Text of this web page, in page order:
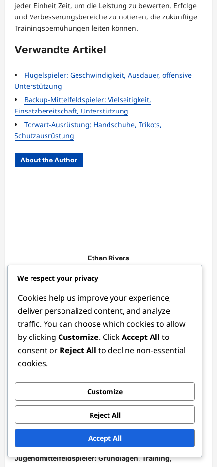
jeder Einheit Zeit, um die Leistung zu bewerten, Erfolge
und Verbesserungsbereiche zu notieren, die zukünftige
Trainingsbemühungen leiten können.
Verwandte Artikel
Flügelspieler: Geschwindigkeit, Ausdauer, offensive
Unterstützung
Backup-Mittelfeldspieler: Vielseitigkeit,
Einsatzbereitschaft, Unterstützung
Torwart-Ausrüstung: Handschuhe, Trikots,
Schutzausrüstung
About the Author
Ethan Rivers
Author
Als leidenschaftlicher Fußballenthusiast und taktischer
Analyst hat Ethan Rivers über ein Jahrzehnt damit
verbracht, die Feinheiten der Fußballpositionen zu
studieren. Mit einem Hintergrund im Sportjournalismus
verbindet er seine Liebe zum Spiel mit einem Talent für
Geschichtenerzählen und hilft den Fans, die Strategien
zu verstehen, die den Fußball so fesselnd machen.
View All Posts
o
Previous:
Jugendmittelfeldspieler: Grundlagen, Training,
We respect your privacy
Cookies help us improve your experience,
deliver personalized content, and analyze
traffic. You can choose which cookies to allow
by clicking Customize. ClickAccept All to
consent or Reject All to decline non-essential
cookies.
Customize
Reject All
Accept All